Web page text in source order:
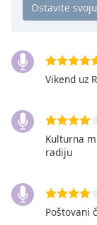
subtitles
opens
subtitles
settings
subtitles
off
selected
Track
Vikend uz
Kulturna
radiju
Poštovani